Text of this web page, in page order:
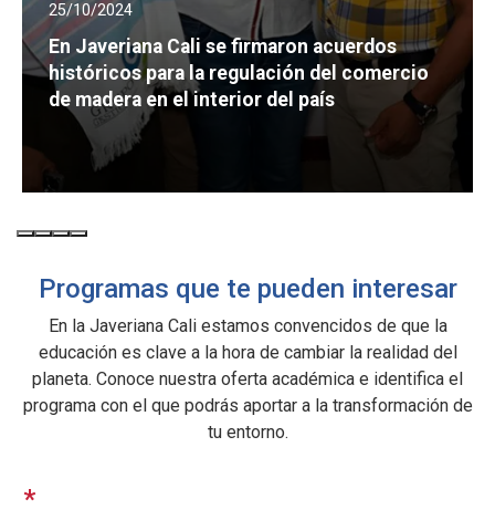
25/10/2024
En Javeriana Cali se firmaron acuerdos
históricos para la regulación del comercio
de madera en el interior del país
Programas que te pueden interesar
En la Javeriana Cali estamos convencidos de que la
educación es clave a la hora de cambiar la realidad del
planeta. Conoce nuestra oferta académica e identifica el
programa con el que podrás aportar a la transformación de
tu entorno.
*